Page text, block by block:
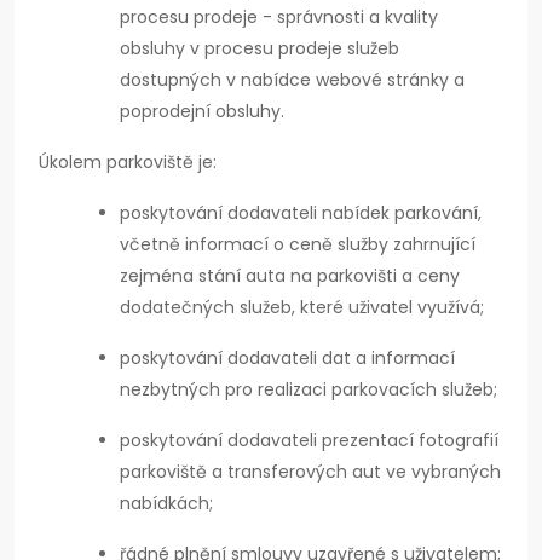
procesu prodeje - správnosti a kvality
obsluhy v procesu prodeje služeb
dostupných v nabídce webové stránky a
poprodejní obsluhy.
Úkolem parkoviště je:
poskytování dodavateli nabídek parkování,
včetně informací o ceně služby zahrnující
zejména stání auta na parkovišti a ceny
dodatečných služeb, které uživatel využívá;
poskytování dodavateli dat a informací
nezbytných pro realizaci parkovacích služeb;
poskytování dodavateli prezentací fotografií
parkoviště a transferových aut ve vybraných
nabídkách;
řádné plnění smlouvy uzavřené s uživatelem;